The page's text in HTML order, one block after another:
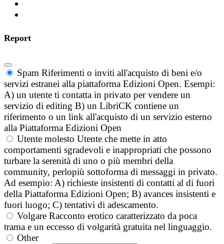
Report
Spam Riferimenti o inviti all'acquisto di beni e/o
servizi estranei alla piattaforma Edizioni Open. Esempi:
A) un utente ti contatta in privato per vendere un
servizio di editing B) un LibriCK contiene un
riferimento o un link all'acquisto di un servizio esterno
alla Piattaforma Edizioni Open
Utente molesto Utente che mette in atto
comportamenti sgradevoli e inappropriati che possono
turbare la serenità di uno o più membri della
community, perlopiù sottoforma di messaggi in privato.
Ad esempio: A) richieste insistenti di contatti al di fuori
della Piattaforma Edizioni Open; B) avances insistenti e
fuori luogo; C) tentativi di adescamento.
Volgare Racconto erotico caratterizzato da poca
trama e un eccesso di volgarità gratuita nel linguaggio.
Other